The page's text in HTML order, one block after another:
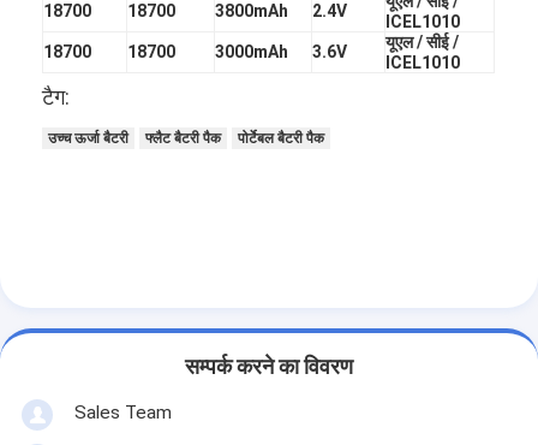
18700
18700 3800mAh 2.4V
ICEL1010
18700
18700 3000mAh 3.6V
यूएल / सीई /
ICEL1010
टैग:
उच्च ऊर्जा बैटरी फ्लैट बैटरी पैक पोर्टेबल बैटरी पैक
सम्पर्क करने का विवरण
Sales Team